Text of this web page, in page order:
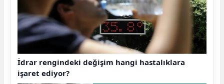
İdrar rengindeki değişim hangi hastalıklara
işaret ediyor?